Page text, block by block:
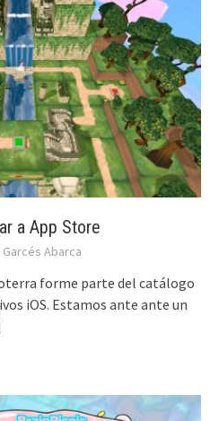
a App Store
Garcés Abarca
forme parte del catálogo
iOS. Estamos ante ante un